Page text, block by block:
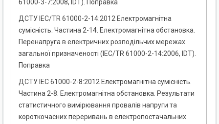
61000-3-7:2008, IDT). Поправка
ДСТУ IEC/TR 61000-2-14:2012 Електромагнітна
сумісність. Частина 2-14. Електромагнітна обстановка.
Перенапруга в електричних розподільчих мережах
загальної призначеності (IEC/TR 61000-2-14:2006, IDT).
Поправка
ДСТУ ІЕС 61000-2-8:2012 Електромагнітна сумісність.
Частина 2-8. Електромагнітна обстановка. Результати
статистичного вимірювання провалів напруги та
короткочасних переривань в електропостачальних